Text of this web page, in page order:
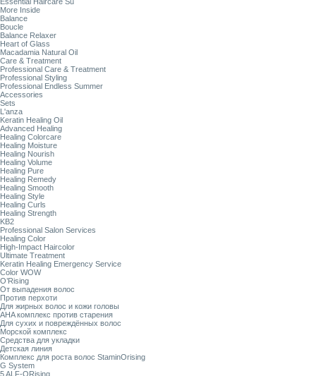
More Inside
Balance
Boucle
Balance Relaxer
Heart of Glass
Macadamia Natural Oil
Care & Treatment
Professional Care & Treatment
Professional Styling
Professional Endless Summer
Accessories
Sets
L'anza
Keratin Healing Oil
Advanced Healing
Healing Colorcare
Healing Moisture
Healing Nourish
Healing Volume
Healing Pure
Healing Remedy
Healing Smooth
Healing Style
Healing Curls
Healing Strength
KB2
Professional Salon Services
Healing Color
High-Impact Haircolor
Ultimate Treatment
Keratin Healing Emergency Service
Color WOW
O’Rising
От выпадения волос
Против перхоти
Для жирных волос и кожи головы
AHA комплекс против старения
Для сухих и повреждённых волос
Морской комплекс
Средства для укладки
Детская линия
Комплекс для роста волос StaminOrising
G System
5 ALF-ORising